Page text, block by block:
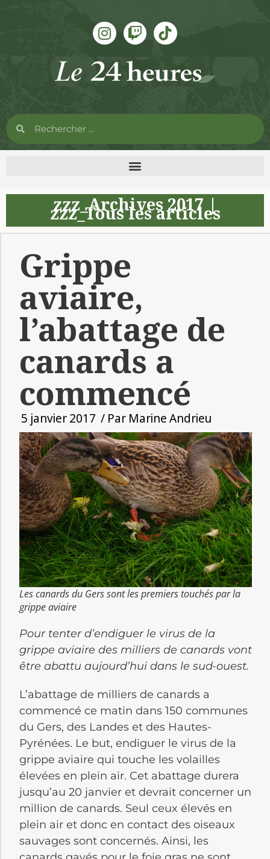
zzz_Archives 2017|
zzz_Tous les articles
Grippe
aviaire,
l’abattage de
canards a
commencé
5 janvier 2017 / Par Marine Andrieu
Les canards du Gers sont les premiers touchés par la
grippe aviaire
Pour tenter d’endiguer le virus de la
grippe aviaire des milliers de canards vont
être abattu aujourd’hui dans le sud-ouest.
L’abattage de milliers de canards a
commencé ce matin dans 150 communes
du Gers, des Landes et des Hautes-
Pyrénées. Le but, endiguer le virus de la
grippe aviaire qui touche les volailles
élevées en plein air. Cet abattage durera
jusqu’au 20 janvier et devrait concerner un
million de canards. Seul ceux élevés en
plein air et donc en contact des oiseaux
sauvages sont concernés. Ainsi, les